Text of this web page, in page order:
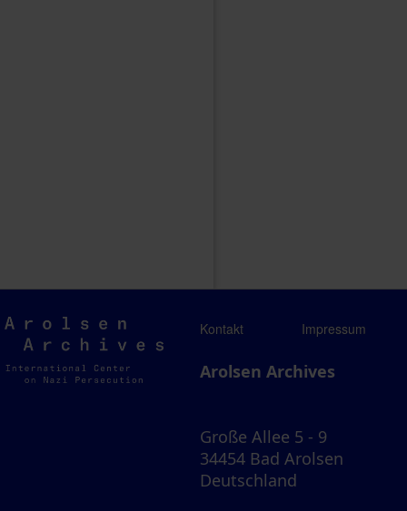
Arolsen
Archives
Kontakt Impressum
Arolsen Archives
Große Allee 5 - 9
34454 Bad Arolsen
Deutschland